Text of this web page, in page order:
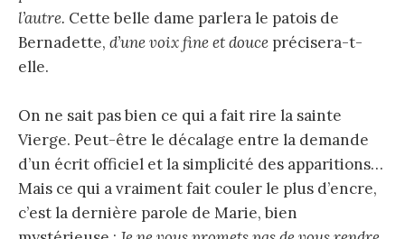
l’autre. Cette belle dame parlera le patois de
Bernadette, d’une voix fine et douce précisera-t-
elle.
On ne sait pas bien ce qui a fait rire la sainte
Vierge. Peut-être le décalage entre la demande
d’un écrit officiel et la simplicité des apparitions…
Mais ce qui a vraiment fait couler le plus d’encre,
c’est la dernière parole de Marie, bien